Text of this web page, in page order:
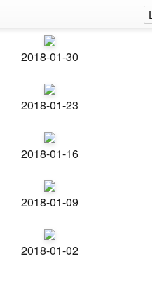
2018-01-30
2018-01-23
2018-01-16
2018-01-09
2018-01-02